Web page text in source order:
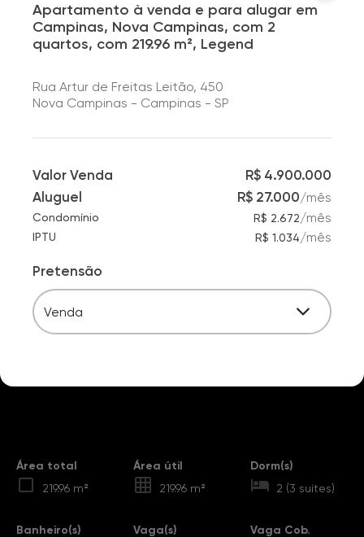
Apartamento à venda e para alugar em
Campinas, Nova Campinas, com 2
quartos, com 219.96 m², Legend
Rua Artur de Freitas Leitão, 450
Nova Campinas - Campinas - SP
Valor Venda
R$ 4.900.000
Aluguel
R$ 27.000/mês
Condomínio R$ 2.672/mês
IPTU R$ 1.034/mês
Pretensão
Venda
Área total
219.96 m²
Área útil
219.96 m²
Dorm(s)
2 (3 suítes)
Banheiro(s) Vaga(s) Vaga Cob.